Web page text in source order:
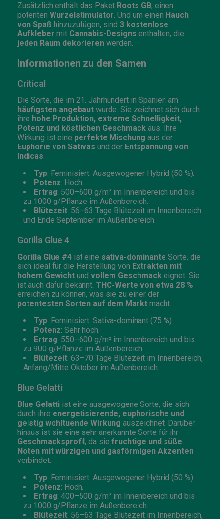
Zusätzlich enthält das Paket Roots GB, einen
potenten Wurzelstimulator . Und um einen Hauch
von Spaß hinzuzufügen, sind 3 kostenlose
Aufkleber mit Cannabis-Designs enthalten, die
jeden Raum dekorieren werden.
Informationen zu den Samen
Critical
Die Sorte, die im 21. Jahrhundert in Spanien am
häufigsten angebaut wurde. Sie zeichnet sich durch
ihre hohe Produktion, extreme Schnelligkeit,
Potenz und köstlichen Geschmack aus. Ihre
Wirkung ist eine perfekte Mischung aus der
Euphorie von Sativas und der Entspannung von
Indicas
Typ: Feminisiert. Ausgewogener Hybrid (50 %).
Potenz: Hoch.
Ertrag: 500–600 g/m² im Innenbereich und bis
zu 1000 g/Pflanze im Außenbereich.
Blütezeit: 56–63 Tage Blütezeit im Innenbereich
und Ende September im Außenbereich.
Gorilla Glue 4
Gorilla Glue #4 ist eine sativa-dominante Sorte, die
sich ideal für die Herstellung von Extrakten mit
hohem Gewicht und vollem Geschmack eignet. Sie
ist auch dafür bekannt, THC-Werte von etwa 28 %
erreichen zu können, was sie zu einer der
potentesten Sorten auf dem Markt macht.
Typ: Feminisiert. Sativa-dominant (75 %)
Potenz: Sehr hoch.
Ertrag: 550–600 g/m² im Innenbereich und bis
zu 900 g/Pflanze im Außenbereich.
Blütezeit: 63–70 Tage Blütezeit im Innenbereich,
Anfang/Mitte Oktober im Außenbereich.
Blue Gelatti
Blue Gelatti ist eine ausgewogene Sorte, die sich
durch ihre energetisierende, euphorische und
geistig wohltuende Wirkung auszeichnet. Darüber
hinaus ist sie eine sehr anerkannte Sorte für ihr
Geschmacksprofil, da sie fruchtige und süße
Noten mit würzigen und gasförmigen Akzenten
verbindet.
Typ: Feminisiert. Ausgewogener Hybrid (50 %)
Potenz: Hoch.
Ertrag: 400–500 g/m² im Innenbereich und bis
zu 1000 g/Pflanze im Außenbereich.
Blütezeit: 56–63 Tage Blütezeit im Innenbereich,